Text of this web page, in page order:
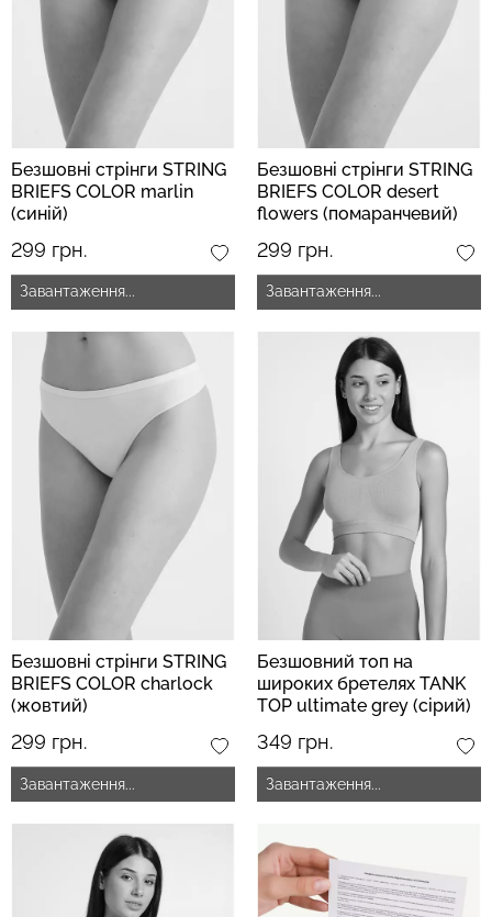
Безшовні стрінги STRING
BRIEFS COLOR marlin
(синій)
299 грн.
Завантаження...
Безшовні стрінги STRING
BRIEFS COLOR desert
flowers (помаранчевий)
299 грн.
Завантаження...
Безшовні стрінги STRING
BRIEFS COLOR charlock
(жовтий)
299 грн.
Завантаження...
Безшовний топ на
широких бретелях TANK
TOP ultimate grey (сірий)
349 грн.
Завантаження...